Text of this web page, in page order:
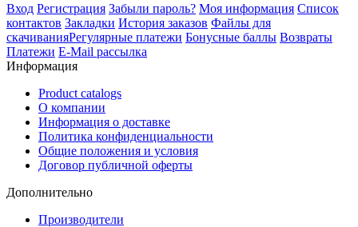
Вход Регистрация Забыли пароль? Моя информация Список
контактов Закладки История заказов Файлы для
скачиванияРегулярные платежи Бонусные баллы Возвраты
Платежи E-Mail рассылка
Информация
Product catalogs
О компании
Информация о доставке
Политика конфиденциальности
Общие положения и условия
Договор публичной оферты
Дополнительно
Производители